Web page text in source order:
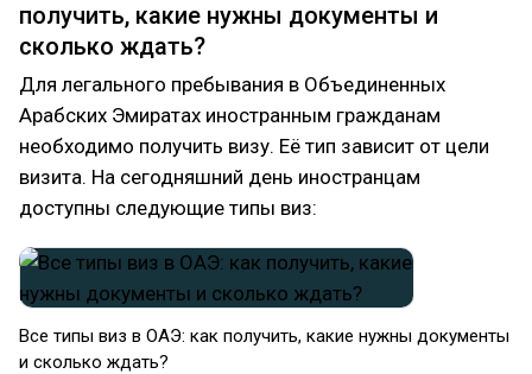
получить, какие нужны документы и
сколько ждать?
Для легального пребывания в Объединенных
Арабских Эмиратах иностранным гражданам
необходимо получить визу. Её тип зависит от цели
визита. На сегодняшний день иностранцам
доступны следующие типы виз:
Все типы виз в ОАЭ: как получить, какие нужны документы
и сколько ждать?